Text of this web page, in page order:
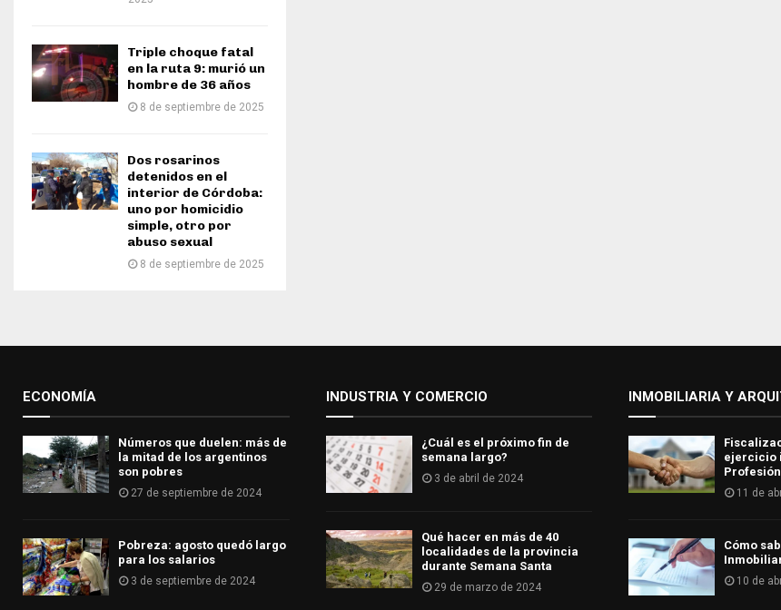
Triple choque fatal
en la ruta 9: murió un
hombre de 36 años
8 de septiembre de 2025
Dos rosarinos
detenidos en el
interior de Córdoba:
uno por homicidio
simple, otro por
abuso sexual
8 de septiembre de 2025
ECONOMÍA
Números que duelen: más de
la mitad de los argentinos
son pobres
27 de septiembre de 2024
Pobreza: agosto quedó largo
para los salarios
3 de septiembre de 2024
INDUSTRIA Y COMERCIO
¿Cuál es el próximo fin de
semana largo?
3 de abril de 2024
Qué hacer en más de 40
localidades de la provincia
durante Semana Santa
29 de marzo de 2024
INMOBILIARIA Y
ejercicio
11 de
Cómo
10 de